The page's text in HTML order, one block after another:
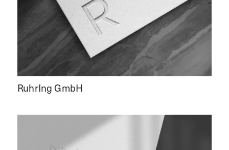
RuhrIng GmbH